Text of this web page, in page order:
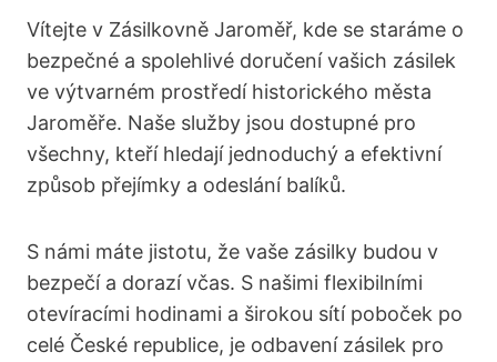
Vítejte v Zásilkovně Jaroměř, kde se staráme o
bezpečné a spolehlivé doručení vašich zásilek
ve výtvarném prostředí historického města
Jaroměře. Naše služby jsou dostupné pro
všechny, kteří hledají jednoduchý a efektivní
způsob přejímky a odeslání balíků.
S námi máte jistotu, že vaše zásilky budou v
bezpečí a dorazí včas. S našimi flexibilními
otevíracími hodinami a širokou sítí poboček po
celé České republice, je odbavení zásilek pro